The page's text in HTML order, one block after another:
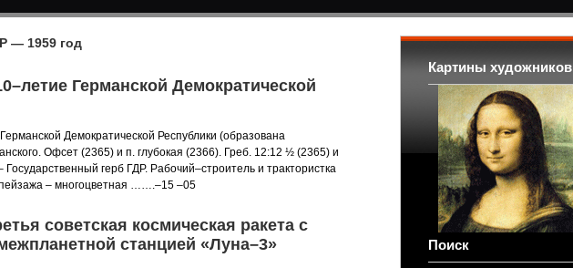
Картины художников
Поиск
— 1959 год
Германской Демократической
Демократической Республики (образована
Офсет (2365) и п. глубокая (2366). Греб. 12:12 ½ (2365) и
герб ГДР. Рабочий–строитель и трактористка
– многоцветная …….–15 –05
советская космическая ракета с
станцией «Луна–3»